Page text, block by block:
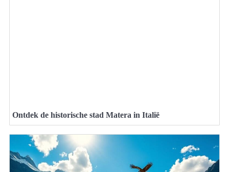
Ontdek de historische stad Matera in Italië